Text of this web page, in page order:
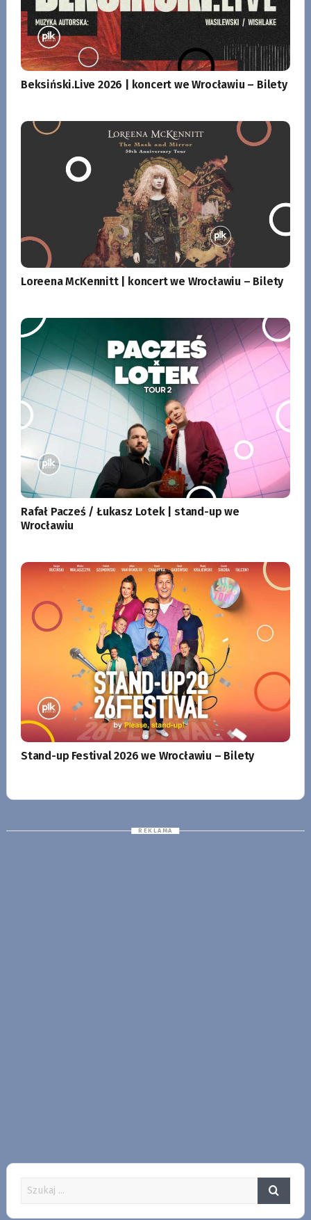
Beksiński.Live 2026 | koncert we Wrocławiu – Bilety
Loreena McKennitt | koncert we Wrocławiu – Bilety
Rafał Pacześ / Łukasz Lotek | stand-up we
Wrocławiu
Stand-up Festival 2026 we Wrocławiu – Bilety